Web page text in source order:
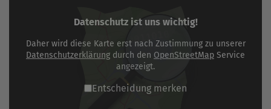
Datenschutz ist uns wichtig!
Daher wird diese Karte erst nach Zustimmung zu unserer
Datenschutzerklärung durch den OpenStreetMap Service
angezeigt.
Entscheidung merken